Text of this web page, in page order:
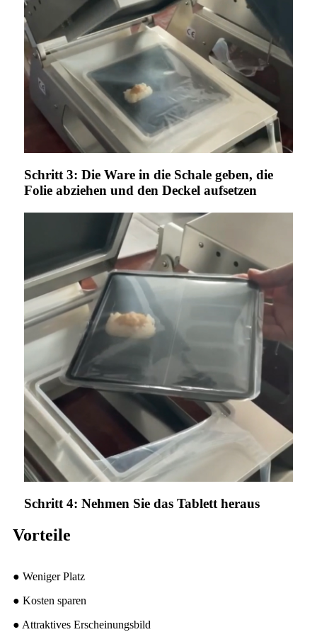
Schritt 3: Die Ware in die Schale geben, die
Folie abziehen und den Deckel aufsetzen
Schritt 4: Nehmen Sie das Tablett heraus
Vorteile
● Weniger Platz
● Kosten sparen
● Attraktives Erscheinungsbild